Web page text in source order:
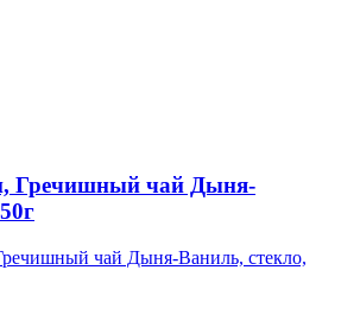
Гречишный чай Дыня-